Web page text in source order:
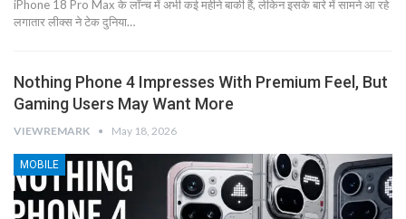
iPhone 18 Pro Max के लॉन्च में अभी कई महीने बाकी हैं, लेकिन इसके बारे में सामने आ रहे
लगातार लीक्स ने टेक दुनिया…
Nothing Phone 4 Impresses With Premium Feel, But
Gaming Users May Want More
VIEWREMARK May 18, 2026
MOBILE